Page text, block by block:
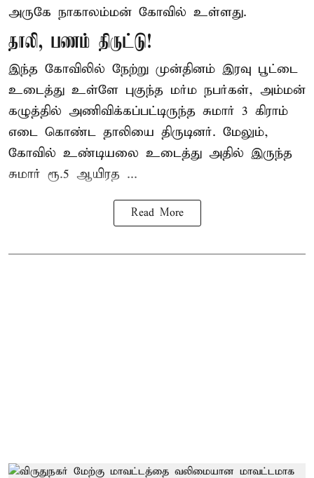
அருகே நாகாலம்மன் கோவில் உள்ளது.
தாலி, பணம் திருட்டு!
இந்த கோவிலில் நேற்று முன்தினம் இரவு பூட்டை
உடைத்து உள்ளே புகுந்த மர்ம நபர்கள், அம்மன்
கழுத்தில் அணிவிக்கப்பட்டிருந்த சுமார் 3 கிராம்
எடை கொண்ட தாலியை திருடினர். மேலும்,
கோவில் உண்டியலை உடைத்து அதில் இருந்த
சுமார் ரூ.5 ஆயிரத ...
Read More